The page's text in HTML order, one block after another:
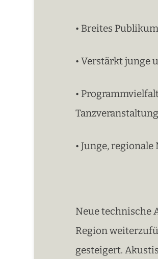
• Breites
• Verstärkt junge
•
• Junge,
Neue technische
Region
gesteigert.